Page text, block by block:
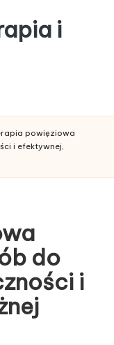
i
powięziowa
i efektywnej,
do
i